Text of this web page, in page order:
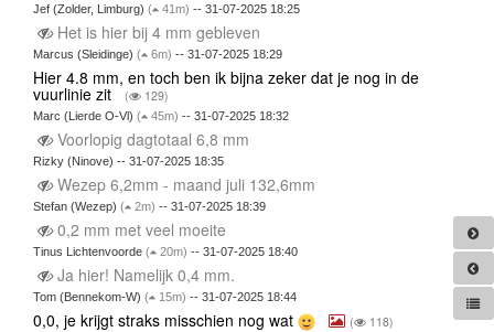
Jef (Zolder, Limburg) ( 41m) -- 31-07-2025 18:25
Het is hier bij 4 mm gebleven
Marcus (Sleidinge) ( 6m) -- 31-07-2025 18:29
Hier 4.8 mm, en toch ben ik bijna zeker dat je nog in de
vuurlinie zit ( 129)
Marc (Lierde O-Vl) ( 45m) -- 31-07-2025 18:32
Voorlopig dagtotaal 6,8 mm
Rizky (Ninove) -- 31-07-2025 18:35
Wezep 6,2mm - maand juli 132,6mm
Stefan (Wezep) ( 2m) -- 31-07-2025 18:39
0,2 mm met veel moeite
Tinus Lichtenvoorde ( 20m) -- 31-07-2025 18:40
Ja hier! Namelijk 0,4 mm.
Tom (Bennekom-W) ( 15m) -- 31-07-2025 18:44
0,0, je krijgt straks misschien nog wat ( 118)